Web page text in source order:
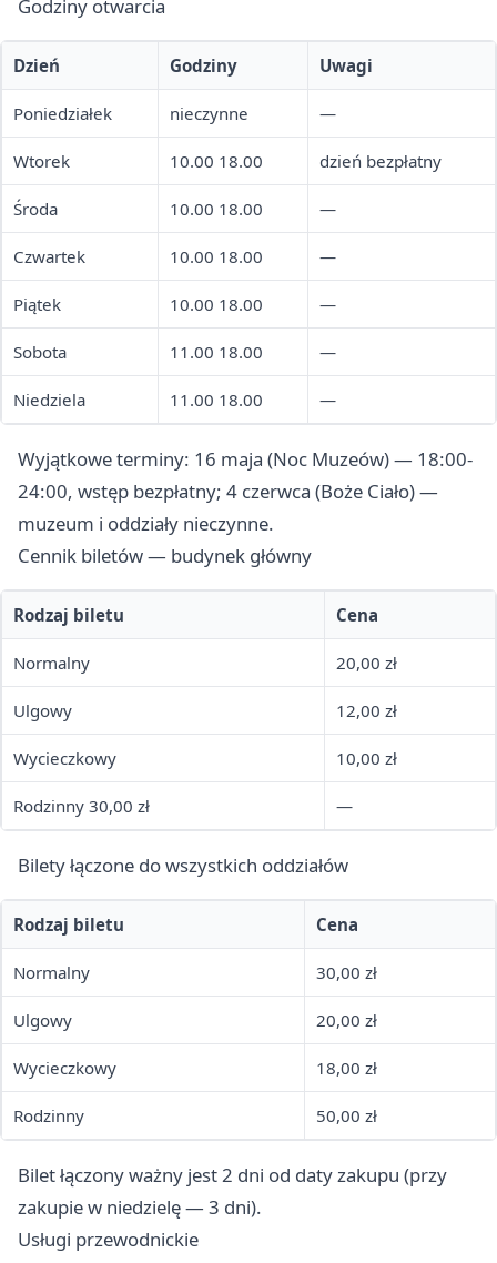
Godziny otwarcia
Dzień Godziny Uwagi
Poniedziałek nieczynne —
Wtorek 10.00 18.00 dzień bezpłatny
Środa 10.00 18.00 —
Czwartek 10.00 18.00 —
Piątek 10.00 18.00 —
Sobota 11.00 18.00 —
Niedziela 11.00 18.00 —
Wyjątkowe terminy: 16 maja (Noc Muzeów) — 18:00-
24:00, wstęp bezpłatny; 4 czerwca (Boże Ciało) —
muzeum i oddziały nieczynne.
Cennik biletów — budynek główny
Rodzaj biletu Cena
Normalny 20,00 zł
Ulgowy 12,00 zł
Wycieczkowy 10,00 zł
Rodzinny 30,00 zł —
Bilety łączone do wszystkich oddziałów
Rodzaj biletu Cena
Normalny 30,00 zł
Ulgowy 20,00 zł
Wycieczkowy 18,00 zł
Rodzinny 50,00 zł
Bilet łączony ważny jest 2 dni od daty zakupu (przy
zakupie w niedzielę — 3 dni).
Usługi przewodnickie